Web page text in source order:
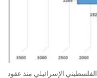
الإسرائيلي منذ عقود